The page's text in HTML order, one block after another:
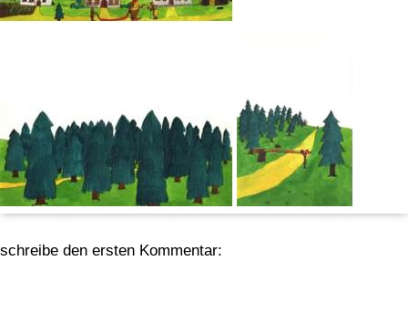
schreibe den ersten Kommentar: